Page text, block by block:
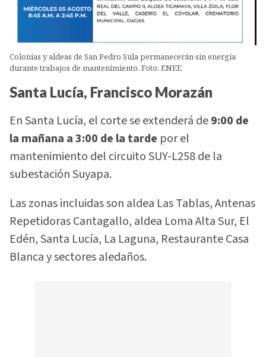
Colonias y aldeas de San Pedro Sula permanecerán sin energía
durante trabajos de mantenimiento. Foto: ENEE
Santa Lucía, Francisco Morazán
En Santa Lucía, el corte se extenderá de9:00 de
la mañana a 3:00 de la tarde por el
mantenimiento del circuito SUY-L258 de la
subestación Suyapa.
Las zonas incluidas son aldea Las Tablas, Antenas
Repetidoras Cantagallo, aldea Loma Alta Sur, El
Edén, Santa Lucía, La Laguna, Restaurante Casa
Blanca y sectores aledaños.